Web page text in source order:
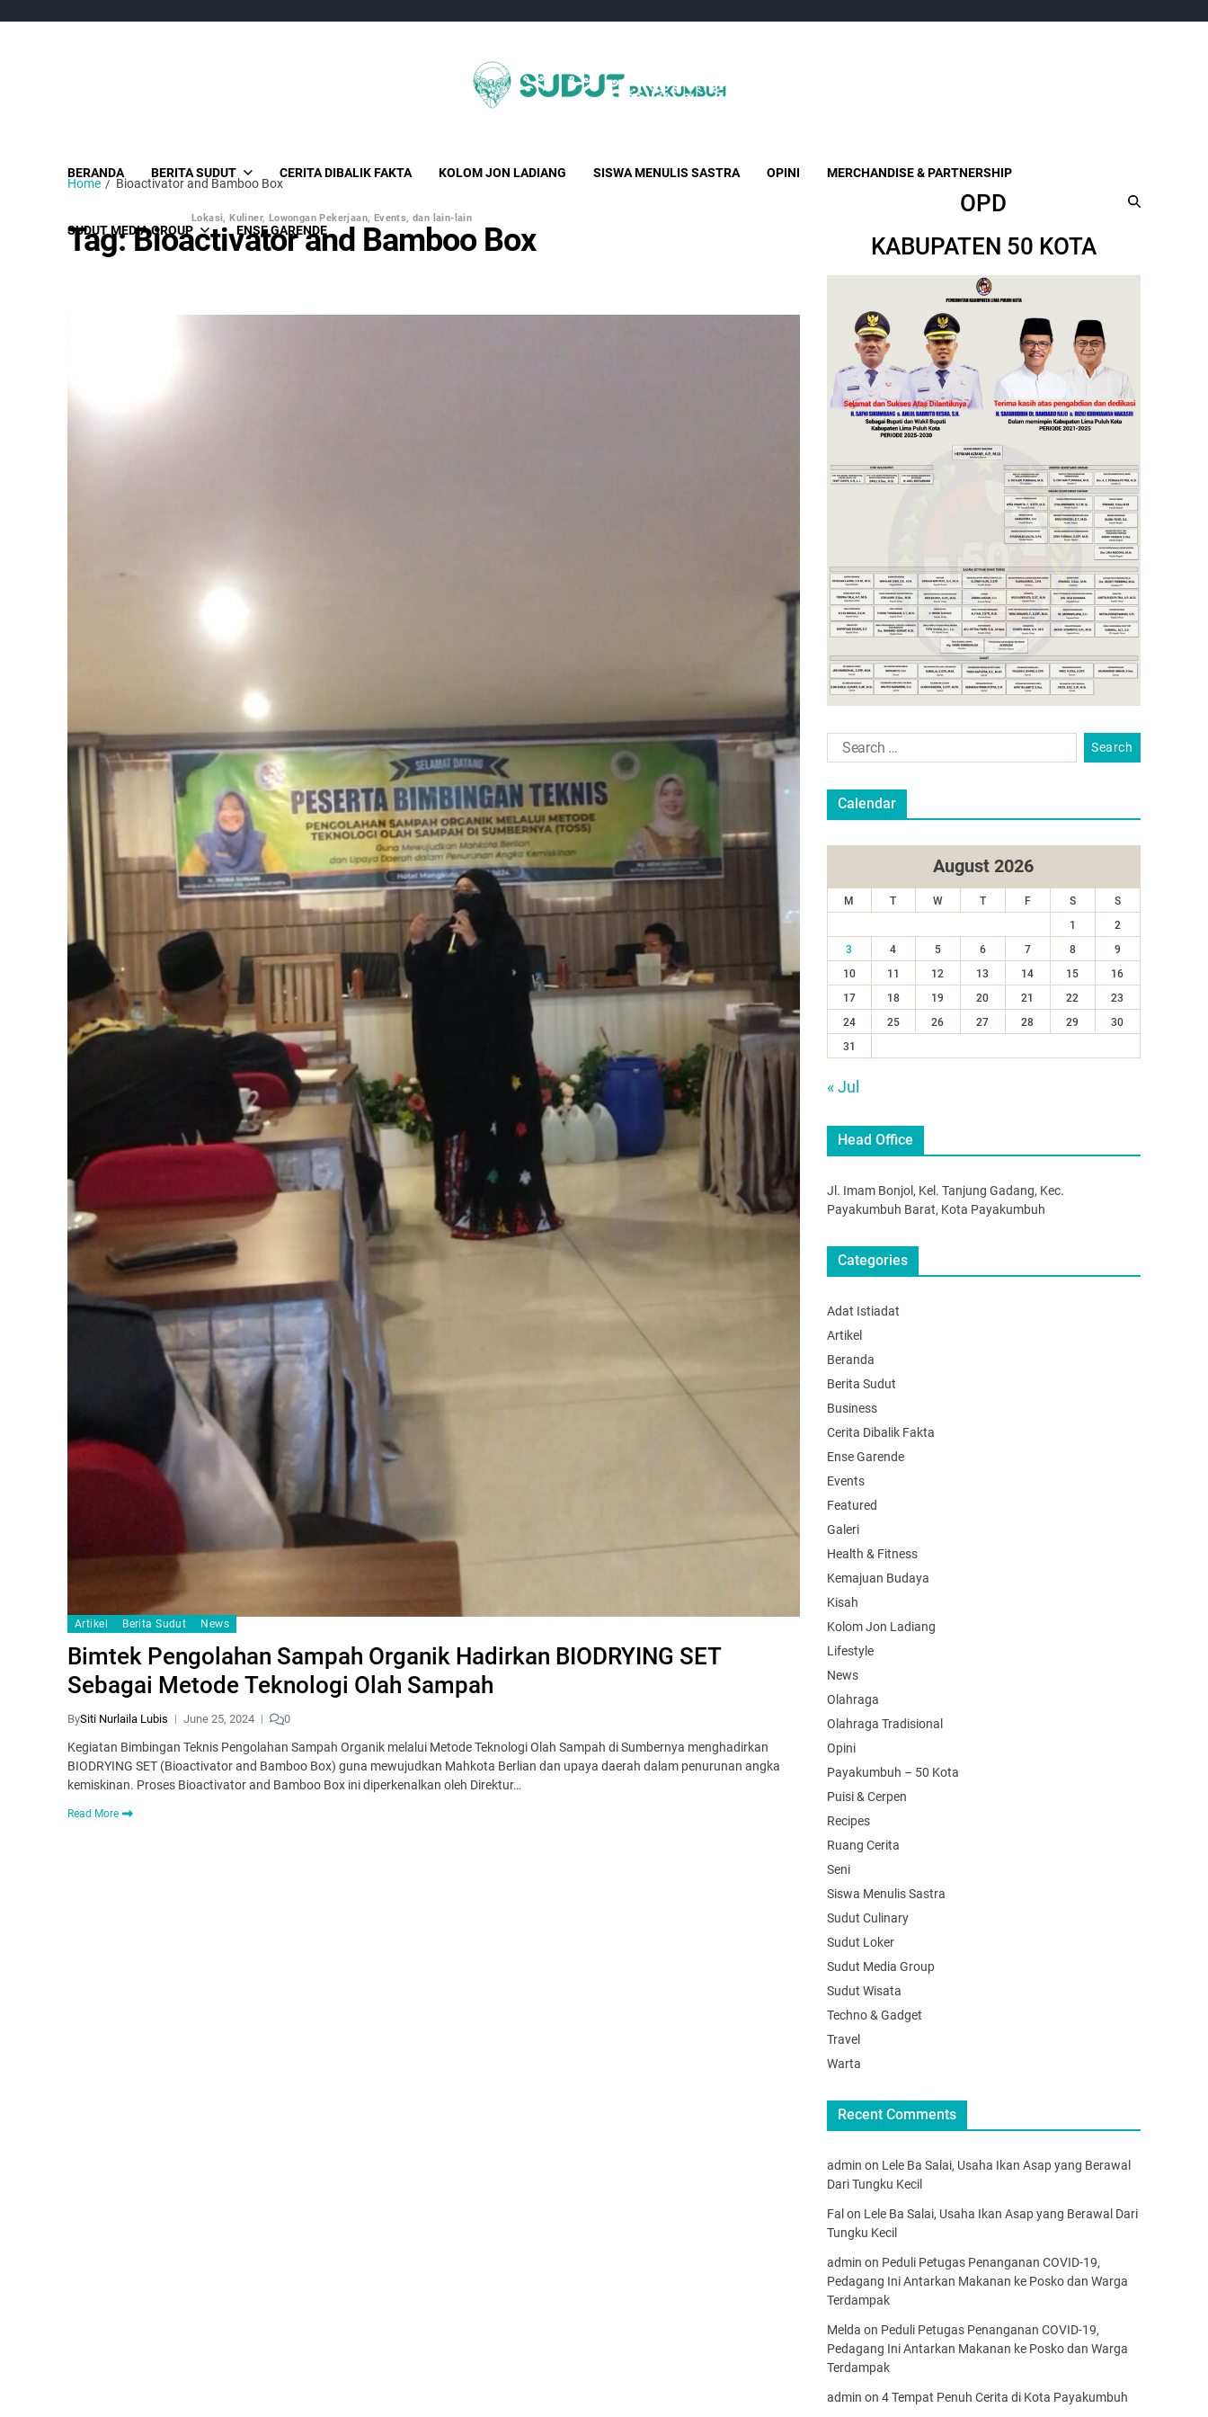
BERANDA BERITA SUDUT CERITA DIBALIK FAKTA KOLOM JON LADIANG SISWA MENULIS SASTRA OPINI MERCHANDISE & PARTNERSHIP
SUDUT MEDIA GROUP
Lokasi, Kuliner, Lowongan Pekerjaan, Events, dan lain-lain
ENSE GARENDE
Home Bioactivator and Bamboo Box
Tag:Bioactivator and Bamboo Box
Artikel Berita Sudut News
Bimtek Pengolahan Sampah Organik Hadirkan BIODRYING SET
Sebagai Metode Teknologi Olah Sampah
BySiti Nurlaila Lubis June 25, 2024 0
Kegiatan Bimbingan Teknis Pengolahan Sampah Organik melalui Metode Teknologi Olah Sampah di Sumbernya menghadirkan
BIODRYING SET (Bioactivator and Bamboo Box) guna mewujudkan Mahkota Berlian dan upaya daerah dalam penurunan angka
kemiskinan. Proses Bioactivator and Bamboo Box ini diperkenalkan oleh Direktur…
Read More
OPD
KABUPATEN 50 KOTA
Calendar
August 2026
M T W T F S
S
1
2
3
4 5 6 7 8
9
10
11 12 13 14 15
16
17
18 19 20 21 22
23
24
25 26 27 28 29
30
31
« Jul
Head Office
Jl. Imam Bonjol, Kel. Tanjung Gadang, Kec.
Payakumbuh Barat, Kota Payakumbuh
Categories
Adat Istiadat
Artikel
Beranda
Berita Sudut
Business
Cerita Dibalik Fakta
Ense Garende
Events
Featured
Galeri
Health & Fitness
Kemajuan Budaya
Kisah
Kolom Jon Ladiang
Lifestyle
News
Olahraga
Olahraga Tradisional
Opini
Payakumbuh – 50 Kota
Puisi & Cerpen
Recipes
Ruang Cerita
Seni
Siswa Menulis Sastra
Sudut Culinary
Sudut Loker
Sudut Media Group
Sudut Wisata
Techno & Gadget
Travel
Warta
Recent Comments
admin on Lele Ba Salai, Usaha Ikan Asap yang Berawal
Dari Tungku Kecil
Fal on Lele Ba Salai, Usaha Ikan Asap yang Berawal Dari
Tungku Kecil
admin on Peduli Petugas Penanganan COVID-19,
Pedagang Ini Antarkan Makanan ke Posko dan Warga
Terdampak
Melda on Peduli Petugas Penanganan COVID-19,
Pedagang Ini Antarkan Makanan ke Posko dan Warga
Terdampak
admin on 4 Tempat Penuh Cerita di Kota Payakumbuh